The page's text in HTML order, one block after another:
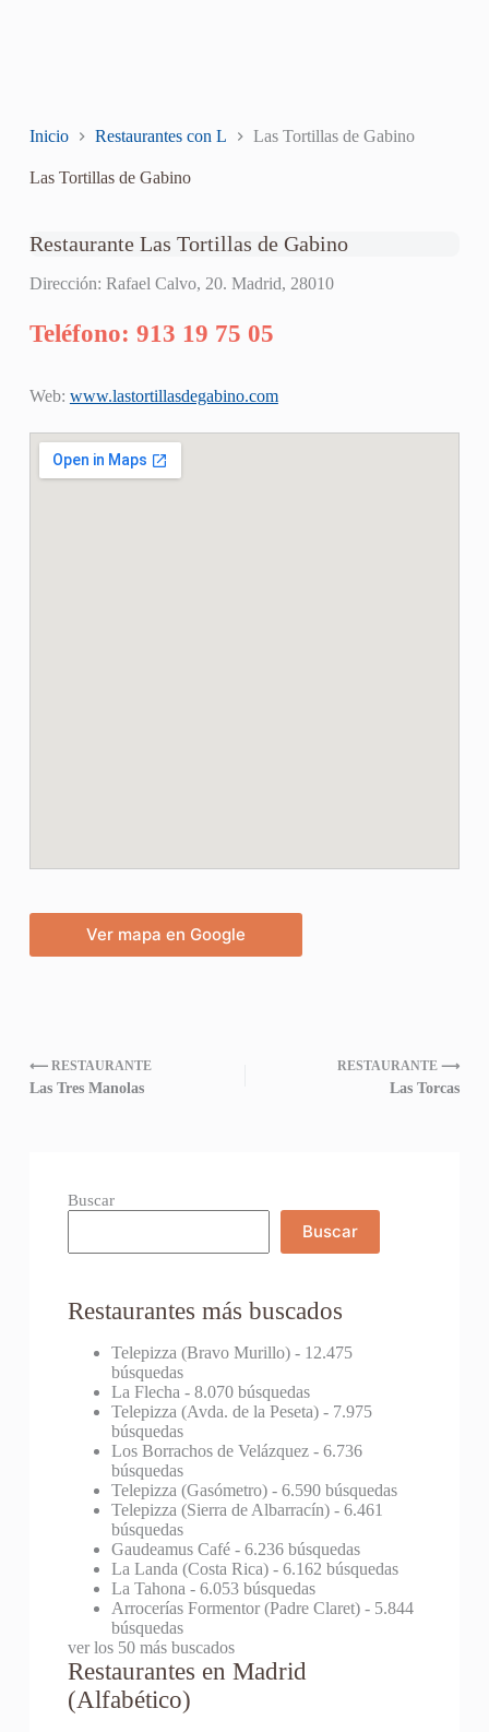
Inicio Restaurantes con L Las Tortillas de Gabino
Las Tortillas de Gabino
Restaurante Las Tortillas de Gabino
Dirección: Rafael Calvo, 20. Madrid, 28010
Teléfono: 913 19 75 05
Web: www.lastortillasdegabino.com
Ver mapa en Google
⟵ RESTAURANTE
Las Tres Manolas
RESTAURANTE ⟶
Las Torcas
Buscar
Buscar
Restaurantes más buscados
Telepizza (Bravo Murillo)- 12.475
búsquedas
La Flecha - 8.070 búsquedas
Telepizza (Avda. de la Peseta)- 7.975
búsquedas
Los Borrachos de Velázquez- 6.736
búsquedas
Telepizza (Gasómetro)- 6.590 búsquedas
Telepizza (Sierra de Albarracín)- 6.461
búsquedas
Gaudeamus Café- 6.236 búsquedas
La Landa (Costa Rica)- 6.162 búsquedas
La Tahona - 6.053 búsquedas
Arrocerías Formentor (Padre Claret)- 5.844
búsquedas
ver los 50 más buscados
Restaurantes en Madrid
(Alfabético)